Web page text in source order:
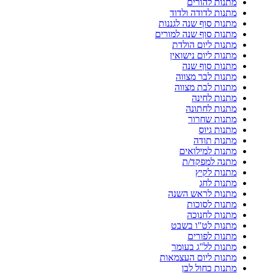
מתנות להורים
מתנות לדודה ולדוד
מתנות סוף שנה לגננות
מתנות סוף שנה למורים
מתנות ליום הולדת
מתנות ליום נישואין
מתנות סוף שנה
מתנות לבר מצווה
מתנות לבת מצווה
מתנות לחינה
מתנות לחתונה
מתנות שחרור
מתנות גיוס
מתנות תודה
מתנות למילואים
מתנה למפקד/ת
מתנות לקיץ
מתנות לחג
מתנות לראש השנה
מתנות לסוכות
מתנות לחנוכה
מתנות לט"ו בשבט
מתנות לפורים
מתנות לל"ג בעומר
מתנות ליום העצמאות
מתנות כחול לבן